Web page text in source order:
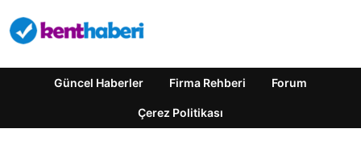
Güncel Haberler Firma Rehberi Forum
Çerez Politikası